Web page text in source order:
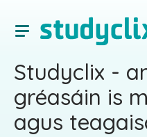
Studyclix -
gréasáin is
agus